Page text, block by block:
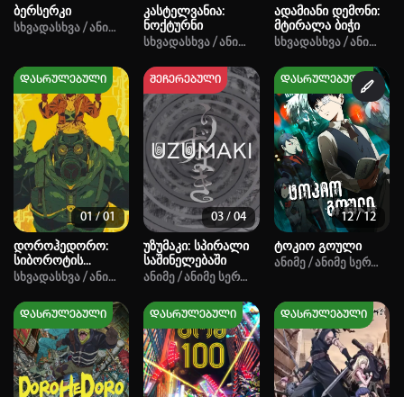
მომხმარებელი:
პაროლი: დაგავიწყდა პაროლი?
არ დაიმახსოვრო
შესვლა
კოდით შესვლა
ბერსერკი
Სხვადასხვა / Ანიმე / Ანიმე Სერიალი / Საბრძოლო Ხელოვნება /
კასტელვანია:
ნოქტურნი
Სხვადასხვა / Ანიმე / Ანიმე Სერიალი /
ადამიანი დემონი:
მტირალა ბიჭი
Სხვადასხვა / Ანიმე /
დასრულებული
01 / 01
დოროჰედორო:
სიბოროტის
დამატებითი
Სხვადასხვა / Ანიმე / Ანიმე Სერიალი / Საბრძოლო Ხელოვნება /
შეჩერებული
03 / 04
უზუმაკი: სპირალი
საშინელებაში
Ანიმე / Ანიმე Სერიალი / Ფსიქოლოგიური /
დასრულებული
12 / 12
ტოკიო გოული
Ანიმე / Ანიმე
დასრულებული დასრულებული დასრულებული